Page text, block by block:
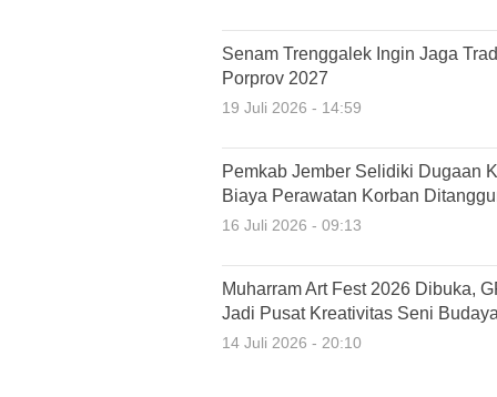
Senam Trenggalek Ingin Jaga
Porprov 2027
19 Juli 2026 - 14:59
Pemkab Jember Selidiki Dugaan
Biaya Perawatan Korban
16 Juli 2026 - 09:13
Muharram Art Fest 2026 Dibuka,
Jadi Pusat Kreativitas Seni Budaya
14 Juli 2026 - 20:10